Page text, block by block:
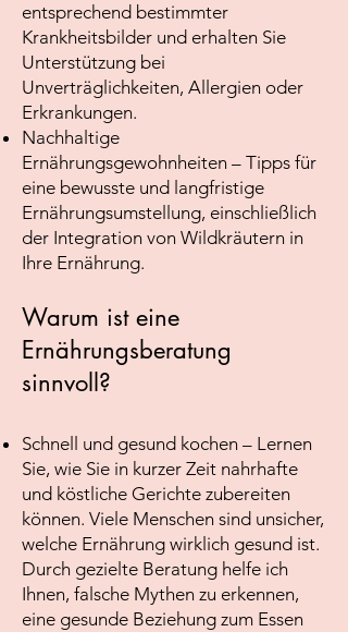
entsprechend bestimmter
Krankheitsbilder und erhalten Sie
Unterstützung bei
Unverträglichkeiten, Allergien oder
Erkrankungen.
Nachhaltige
Ernährungsgewohnheiten – Tipps für
eine bewusste und langfristige
Ernährungsumstellung, einschließlich
der Integration von Wildkräutern in
Ihre Ernährung.
Warum ist eine
Ernährungsberatung
sinnvoll?
Schnell und gesund kochen – Lernen
Sie, wie Sie in kurzer Zeit nahrhafte
und köstliche Gerichte zubereiten
können. Viele Menschen sind unsicher,
welche Ernährung wirklich gesund ist.
Durch gezielte Beratung helfe ich
Ihnen, falsche Mythen zu erkennen,
eine gesunde Beziehung zum Essen